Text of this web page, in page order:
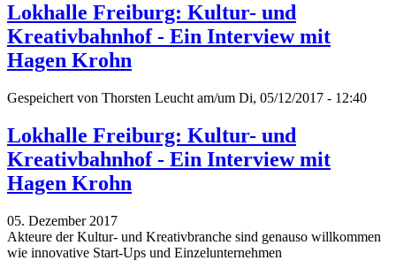
Lokhalle Freiburg: Kultur- und
Kreativbahnhof - Ein Interview mit
Hagen Krohn
Gespeichert von Thorsten Leucht am/um Di, 05/12/2017 - 12:40
Lokhalle Freiburg: Kultur- und
Kreativbahnhof - Ein Interview mit
Hagen Krohn
05. Dezember 2017
Akteure der Kultur- und Kreativbranche sind genauso willkommen
wie innovative Start-Ups und Einzelunternehmen